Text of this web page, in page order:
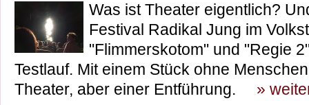
Was ist Theater eigentlich?
Festival Radikal Jung im
"Flimmerskotom" und "Regie
Testlauf. Mit einem Stück ohne
Theater, aber einer Entführung. »